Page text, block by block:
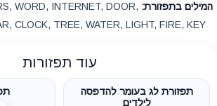
המילים בתפזורת: WORD, INTERNET, DOOR,
CLOCK, TREE, WATER, LIGHT, FIRE, KEY
עוד תפזורות
תפזורת לג בעומר להדפסה
לילדים